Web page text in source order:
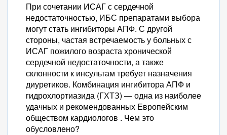
При сочетании ИСАГ с сердечной
недостаточностью, ИБС препаратами выбора
могут стать ингибиторы АПФ. С другой
стороны, частая встречаемость у больных с
ИСАГ пожилого возраста хронической
сердечной недостаточности, а также
склонности к инсультам требует назначения
диуретиков. Комбинация ингибитора АПФ и
гидрохлортиазида (ГХТЗ) — одна из наиболее
удачных и рекомендованных Европейским
обществом кардиологов . Чем это
обусловлено?